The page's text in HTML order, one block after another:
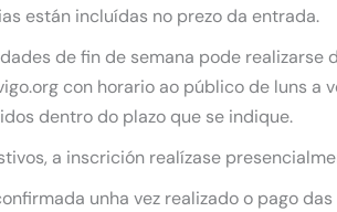
están incluídas no prezo da entrada.
de fin de semana pode realizarse
con horario ao público de luns
dentro do plazo que se indique.
a inscrición realízase
unha vez realizado o pago